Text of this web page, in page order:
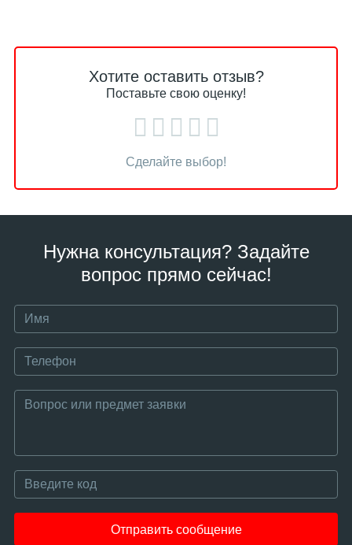
Хотите оставить отзыв?
Поставьте свою оценку!
Сделайте выбор!
Нужна консультация? Задайте
вопрос прямо сейчас!
Отправить сообщение